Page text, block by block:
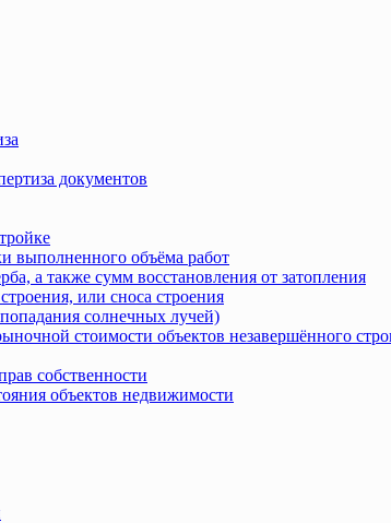
документов
выполненного объёма работ
а также сумм восстановления от затопления
или сноса строения
солнечных лучей)
стоимости объектов незавершённого
собственности
объектов недвижимости